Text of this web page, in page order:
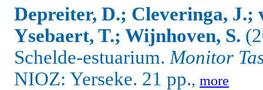
Depreiter, D.; Cleveringa,
Ysebaert, T.; Wijnhoven, S.
Schelde-estuarium. Monitor
NIOZ: Yerseke. 21 pp., more